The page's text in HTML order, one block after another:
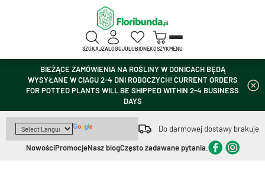
BIEŻĄCE ZAMÓWIENIA NA ROŚLINY W DONICACH BĘDĄ
WYSYŁANE W CIAGU 2-4 DNI ROBOCZYCH! CURRENT ORDERS
FOR POTTED PLANTS WILL BE SHIPPED WITHIN 2-4 BUSINESS
DAYS
Do darmowej dostawy brakuje
NowościPromocjeNasz blogCzęsto zadawane pytania.
SZUKAJZALOGUJULUBIONEKOSZYKMENU